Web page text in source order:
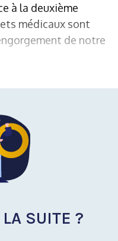
à la deuxième
médicaux sont
de notre
SUITE ?